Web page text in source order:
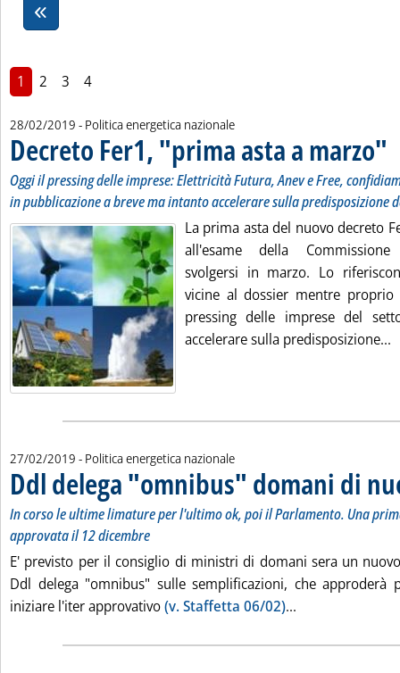
1 2 3 4
28/02/2019 - Politica energetica nazionale
Decreto Fer1, "prima asta a marzo"
Oggi il pressing delle imprese: Elettricità Futura, Anev e Free,
in pubblicazione a breve ma intanto accelerare sulla predisposizione
La prima asta del nuovo decreto
all'esame della
svolgersi in marzo. Lo
vicine al dossier mentre
pressing delle imprese del
accelerare sulla predisposizione...
27/02/2019 - Politica energetica nazionale
Ddl delega "omnibus" domani di
In corso le ultime limature per l'ultimo ok, poi il Parlamento. Una
approvata il 12 dicembre
E' previsto per il consiglio di ministri di domani sera un
Ddl delega "omnibus" sulle semplificazioni, che approderà
iniziare l'iter approvativo(v. Staffetta 06/02)...